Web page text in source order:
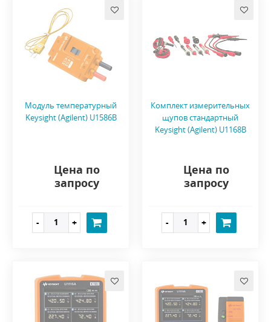
Модуль температурный
Keysight (Agilent) U1586B
Цена по
запросу
Комплект измерительных
щупов стандартный
Keysight (Agilent) U1168B
Цена по
запросу